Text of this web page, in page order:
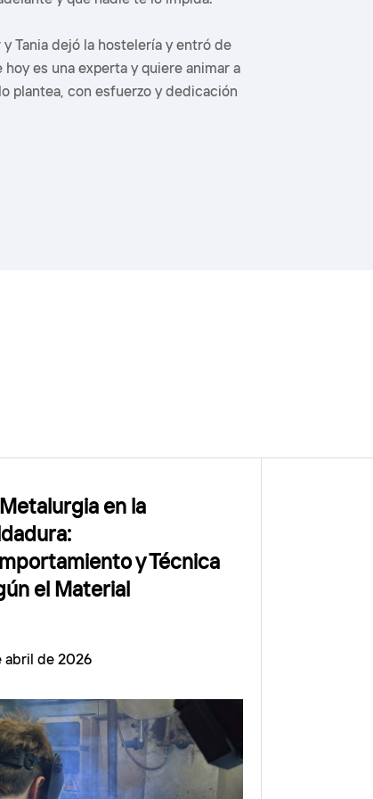
Tania dejó la hostelería y entró de
hoy es una experta y quiere animar a
plantea, con esfuerzo y dedicación
Metalurgia en la
y Técnica
el Material
abril de 2026